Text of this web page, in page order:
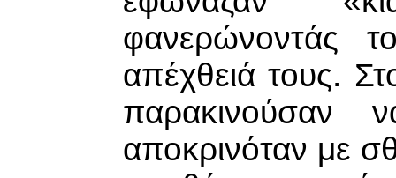
φανερώνοντάς
απέχθειά τους.
παρακινούσαν
αποκρινόταν με